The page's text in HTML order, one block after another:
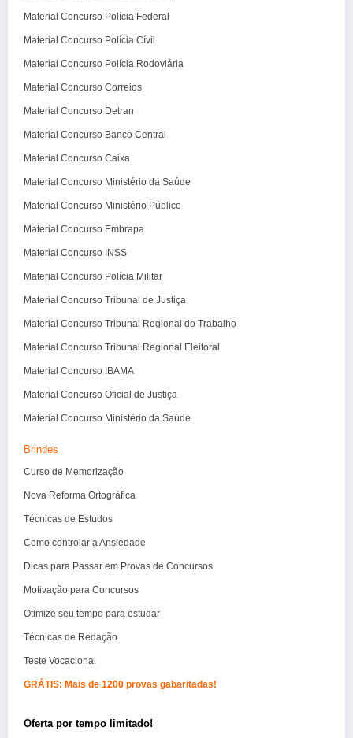
Material Concurso Polícia Federal
Material Concurso Polícia Cívil
Material Concurso Polícia Rodoviária
Material Concurso Correios
Material Concurso Detran
Material Concurso Banco Central
Material Concurso Caixa
Material Concurso Ministério da Saúde
Material Concurso Ministério Público
Material Concurso Embrapa
Material Concurso INSS
Material Concurso Polícia Militar
Material Concurso Tribunal de Justiça
Material Concurso Tribunal Regional do Trabalho
Material Concurso Tribunal Regional Eleitoral
Material Concurso IBAMA
Material Concurso Oficial de Justiça
Material Concurso Ministério da Saúde
Brindes
Curso de Memorização
Nova Reforma Ortográfica
Técnicas de Estudos
Como controlar a Ansiedade
Dicas para Passar em Provas de Concursos
Motivação para Concursos
Otimize seu tempo para estudar
Técnicas de Redação
Teste Vocacional
GRÁTIS: Mais de 1200 provas gabaritadas!
Oferta por tempo limitado!